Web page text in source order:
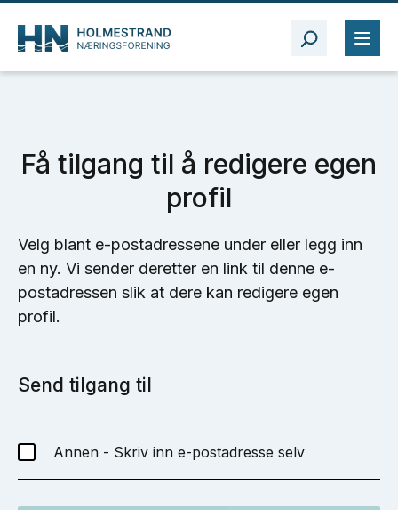
Få tilgang til å redigere egen
profil
Velg blant e-postadressene under eller legg inn
en ny. Vi sender deretter en link til denne e-
postadressen slik at dere kan redigere egen
profil.
Send tilgang til
Annen - Skriv inn e-postadresse selv